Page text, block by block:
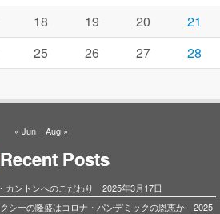
18 19 20
21
25 26 27
28
« Jun Aug »
Recent Posts
カントンへのこだわり 2025年3月17日
シーの隆盛はコロナ・パンデミックの恩恵か 2025